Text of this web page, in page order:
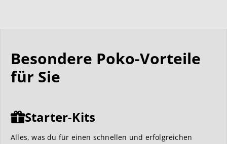
Besondere Poko-Vorteile
für Sie
Starter-Kits
Alles, was du für einen schnellen und erfolgreichen